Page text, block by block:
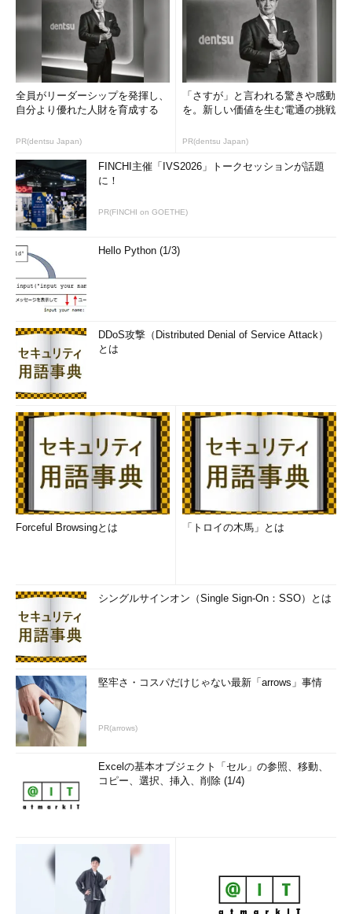
○ 手順書を用意して何人かで
手分けしてやる。
勝手に無線LANを導入されていた
中村君「しかし、無線LAN装置が
りませんでしたので……」
小笠原さん
自分の仕事をやりやすくするために
自腹切って機器を買って設置してる
第2回 社内ネットワークの恐るべ
このあたり、中村君の人のよさというか、会社勤めの日の浅さ
が弱みになっている部分だ。本来こういう対応を部署に中村君の
ようなペーペーしかいないときにやらせること自体がよくない。
場合によっては、「情報システム部の人が追認して許可した」と
無線LANの設置者（今回の場合は小笠原さん）が早合点し、責任
を押しつけられてしまう危険性だってあるのだ。
中村君はその場であいまいな返答をせず、「上の者に聞いてく
る」旨を宣言してもいいのだ。いずれにしても、本来担当者がそ
の場でNO以外を即答できるような状況ではない。逆にいえば、
それだけ重要な項目であることをあらかじめ上司などに認識させ
る必要があるだろう。資料をできる限りそろえておき、上司を納
得させたうえで現場調査へ赴く。でなければその場では何一つ言
者が1人だけ。
○ このようなケースにおける
全員がリーダーシップを発揮し、
自分より優れた人財を育成する
PR(dentsu Japan)
「さすが」と言われる驚きや感動
を。新しい価値を生む電通の挑戦
PR(dentsu Japan)
FINCHI主催「IVS2026」トークセッションが話題
に！
PR(FINCHI on GOETHE)
Hello Python (1/3)
DDoS攻撃（Distributed Denial of Service Attack）
とは
Forceful Browsingとは 「トロイの木馬」とは
シングルサインオン（Single Sign-On：SSO）とは
堅牢さ・コスパだけじゃない最新「arrows」事情
PR(arrows)
Excelの基本オブジェクト「セル」の参照、移動、
コピー、選択、挿入、削除 (1/4)